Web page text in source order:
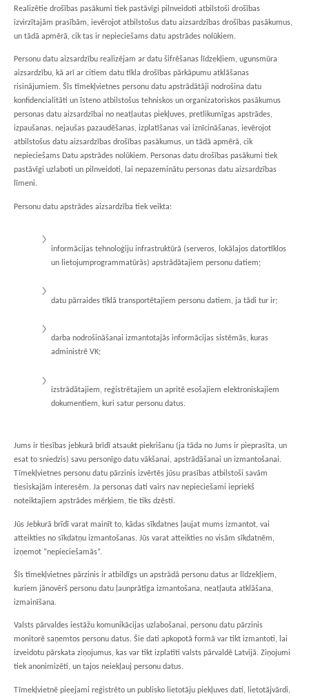
Realizētie drošības pasākumi tiek pastāvīgi pilnveidoti atbilstoši drošības
izvirzītajām prasībām, ievērojot atbilstošus datu aizsardzības drošības pasākumus,
un tādā apmērā, cik tas ir nepieciešams datu apstrādes nolūkiem.
Personu datu aizsardzību realizējam ar datu šifrēšanas līdzekļiem, ugunsmūra
aizsardzību, kā arī ar citiem datu tīkla drošības pārkāpumu atklāšanas
risinājumiem. Šīs tīmekļvietnes personu datu apstrādātāji nodrošina datu
konfidencialitāti un īsteno atbilstošus tehniskos un organizatoriskos pasākumus
personas datu aizsardzībai no neatļautas piekļuves, pretlikumīgas apstrādes,
izpaušanas, nejaušas pazaudēšanas, izplatīšanas vai iznīcināšanas, ievērojot
atbilstošus datu aizsardzības drošības pasākumus, un tādā apmērā, cik
nepieciešams Datu apstrādes nolūkiem. Personas datu drošības pasākumi tiek
pastāvīgi uzlaboti un pilnveidoti, lai nepazeminātu personas datu aizsardzības
līmeni.
Personu datu apstrādes aizsardzība tiek veikta:
informācijas tehnoloģiju infrastruktūrā (serveros, lokālajos datortīklos
un lietojumprogrammatūrās) apstrādātajiem personu datiem;
datu pārraides tīklā transportētajiem personu datiem, ja tādi tur ir;
darba nodrošināšanai izmantotajās informācijas sistēmās, kuras
administrē VK;
izstrādātajiem, reģistrētajiem un apritē esošajiem elektroniskajiem
dokumentiem, kuri satur personu datus.
Jums ir tiesības jebkurā brīdī atsaukt piekrišanu (ja tāda no Jums ir pieprasīta, un
esat to sniedzis) savu personīgo datu vākšanai, apstrādāšanai un izmantošanai.
Tīmekļvietnes personu datu pārzinis izvērtēs jūsu prasības atbilstoši savām
tiesiskajām interesēm. Ja personas dati vairs nav nepieciešami iepriekš
noteiktajiem apstrādes mērķiem, tie tiks dzēsti.
Jūs Jebkurā brīdī varat mainīt to, kādas sīkdatnes ļaujat mums izmantot, vai
atteikties no sīkdatņu izmantošanas. Jūs varat atteikties no visām sīkdatnēm,
izņemot “nepieciešamās”.
Šīs tīmekļvietnes pārzinis ir atbildīgs un apstrādā personu datus ar līdzekļiem,
kuriem jānovērš personu datu ļaunprātīga izmantošana, neatļauta atklāšana,
izmainīšana.
Valsts pārvaldes iestāžu komunikācijas uzlabošanai, personu datu pārzinis
monitorē saņemtos personu datus. Šie dati apkopotā formā var tikt izmantoti, lai
izveidotu pārskata ziņojumus, kas var tikt izplatīti valsts pārvaldē Latvijā. Ziņojumi
tiek anonimizēti, un tajos neiekļauj personu datus.
Tīmekļvietnē pieejami reģistrēto un publisko lietotāju piekļuves dati, lietotājvārdi,